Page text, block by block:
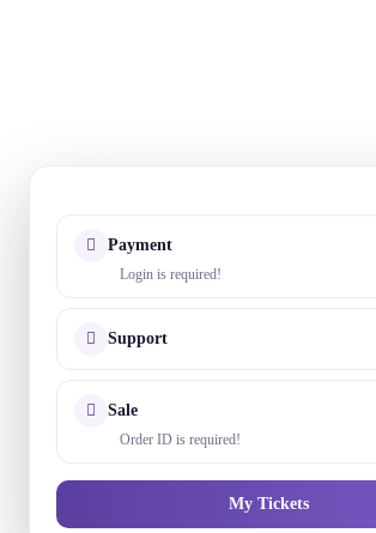
Payment
Login is required!
Support
Sale
Order ID is required!
My Tickets